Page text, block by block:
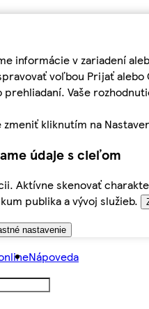
informácie v zariadení
voľbou Prijať
Vaše
zmeniť kliknutím na
údaje s cieľom
Aktívne skenovať
publika a vývoj služieb.
nastavenie
Nápoveda